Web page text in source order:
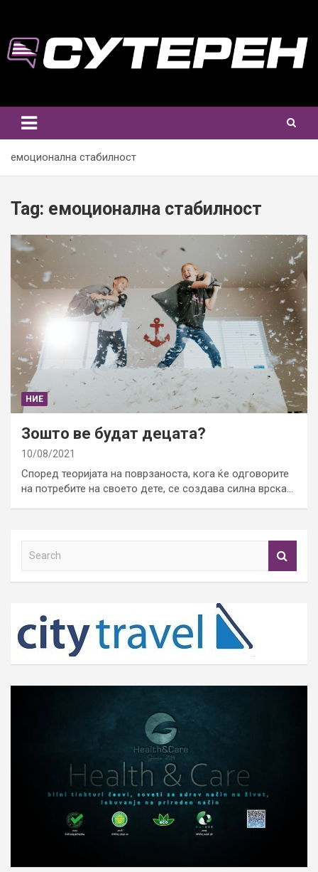
content
емоционална стабилност
Tag: емоционална стабилност
НИЕ
Зошто ве будат децата?
10/08/2021
Според теоријата на поврзаноста, кога ќе одговорите
на потребите на своето дете, се создава силна врска…
h